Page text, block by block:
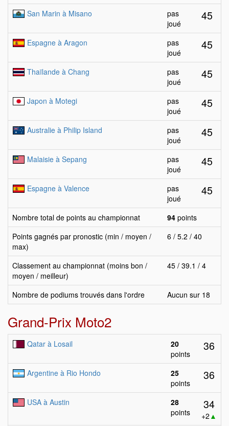
San Marin à Misano
pas
joué
45
Espagne à Aragon
pas
joué
45
Thaïlande à Chang
pas
joué
45
Japon à Motegi
pas
joué
45
Australie à Philip Island
pas
joué
45
Malaisie à Sepang
pas
joué
45
Espagne à Valence
pas
joué
45
Nombre total de points au championnat 94 points
Points gagnés par pronostic (min / moyen /
max)
6 / 5.2 / 40
Classement au championnat (moins bon /
moyen / meilleur)
45 / 39.1 / 4
Nombre de podiums trouvés dans l'ordre Aucun sur 18
Grand-Prix Moto2
Qatar à Losail
20
points
36
Argentine à Rio Hondo
25
points
36
USA à Austin
28
points
34
+2 ▲